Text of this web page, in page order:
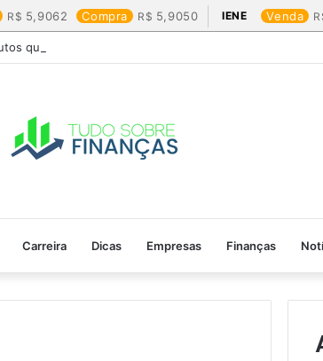
5,9062 Compra 5,9050 IENE Venda
que mais valem a pena
Carreira Dicas Empresas Finanças